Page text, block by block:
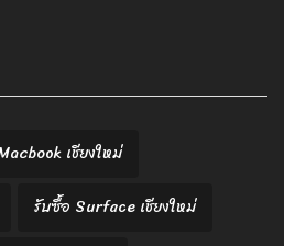
เชียงใหม่
รับซื้อ Surface เชียงใหม่